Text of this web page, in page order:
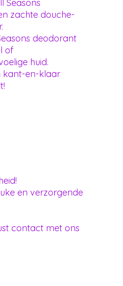
Seasons
zachte douche-
deodorant
of
huid.
kant-en-klaar
en verzorgende
contact met ons